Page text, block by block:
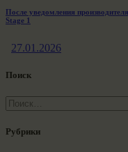
После уведомления
Stage 1
27.01.2026
Поиск
Найти:
Рубрики